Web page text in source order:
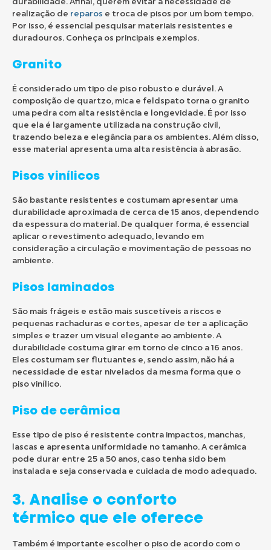
durabilidade. Afinal, querem evitar a necessidade de
realização de reparos e troca de pisos por um bom tempo.
Por isso, é essencial pesquisar materiais resistentes e
duradouros. Conheça os principais exemplos.
Granito
É considerado um tipo de piso robusto e durável. A
composição de quartzo, mica e feldspato torna o granito
uma pedra com alta resistência e longevidade. É por isso
que ela é largamente utilizada na construção civil,
trazendo beleza e elegância para os ambientes. Além disso,
esse material apresenta uma alta resistência à abrasão.
Pisos vinílicos
São bastante resistentes e costumam apresentar uma
durabilidade aproximada de cerca de 15 anos, dependendo
da espessura do material. De qualquer forma, é essencial
aplicar o revestimento adequado, levando em
consideração a circulação e movimentação de pessoas no
ambiente.
Pisos laminados
São mais frágeis e estão mais suscetíveis a riscos e
pequenas rachaduras e cortes, apesar de ter a aplicação
simples e trazer um visual elegante ao ambiente. A
durabilidade costuma girar em torno de cinco a 16 anos.
Eles costumam ser flutuantes e, sendo assim, não há a
necessidade de estar nivelados da mesma forma que o
piso vinílico.
Piso de cerâmica
Esse tipo de piso é resistente contra impactos, manchas,
lascas e apresenta uniformidade no tamanho. A cerâmica
pode durar entre 25 a 50 anos, caso tenha sido bem
instalada e seja conservada e cuidada de modo adequado.
3. Analise o conforto
térmico que ele oferece
Também é importante escolher o piso de acordo com o